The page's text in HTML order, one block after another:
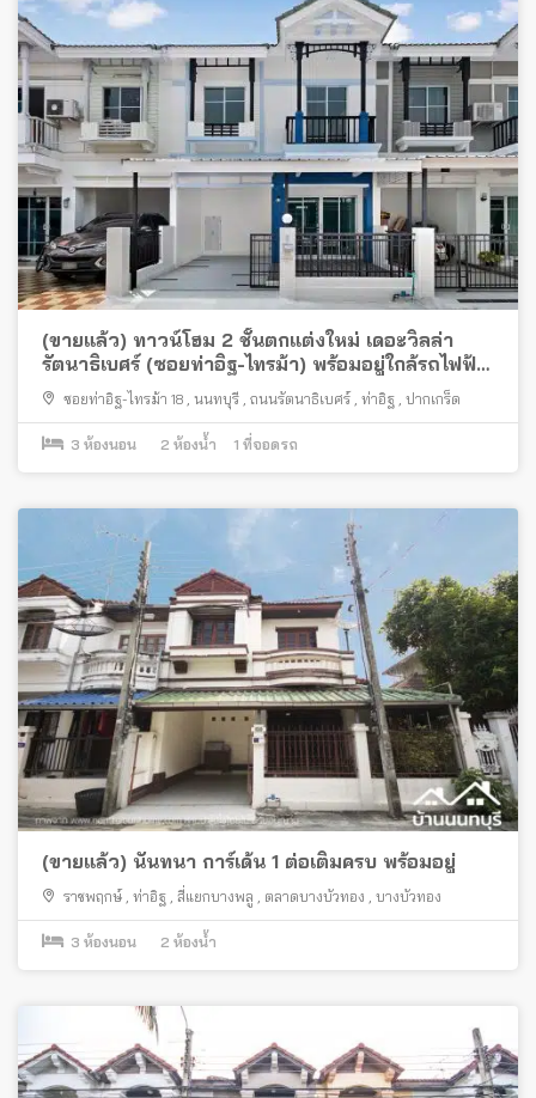
(ขายแล้ว) ทาวน์โฮม 2 ชั้นตกแต่งใหม่ เดอะวิลล่า
รัตนาธิเบศร์ (ซอยท่าอิฐ-ไทรม้า) พร้อมอยู่ใกล้รถไฟฟ้า
สายสีม่วง
ซอยท่าอิฐ-ไทรม้า 18 นนทบุรี ถนนรัตนาธิเบศร์ ท่าอิฐ ปากเกร็ด
3 ห้องนอน 2 ห้องน้ำ 1 ที่จอดรถ
(ขายแล้ว) นันทนา การ์เด้น 1 ต่อเติมครบ พร้อมอยู่
ราชพฤกษ์ ท่าอิฐ สี่แยกบางพลู ตลาดบางบัวทอง บางบัวทอง
3 ห้องนอน 2 ห้องน้ำ